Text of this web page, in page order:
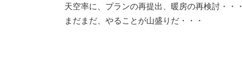
天空率に、プランの再提出、暖房の再検討・・・
まだまだ、やることが山盛りだ・・・